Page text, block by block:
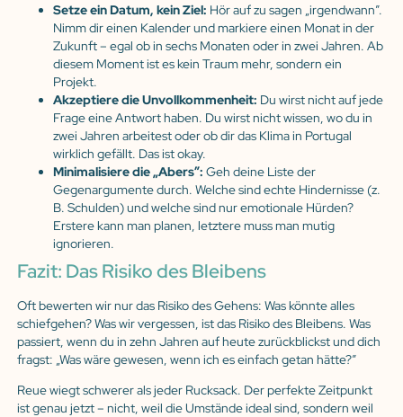
Setze ein Datum, kein Ziel: Hör auf zu sagen „irgendwann”.
Nimm dir einen Kalender und markiere einen Monat in der
Zukunft – egal ob in sechs Monaten oder in zwei Jahren. Ab
diesem Moment ist es kein Traum mehr, sondern ein
Projekt.
Akzeptiere die Unvollkommenheit: Du wirst nicht auf jede
Frage eine Antwort haben. Du wirst nicht wissen, wo du in
zwei Jahren arbeitest oder ob dir das Klima in Portugal
wirklich gefällt. Das ist okay.
Minimalisiere die „Abers”: Geh deine Liste der
Gegenargumente durch. Welche sind echte Hindernisse (z.
B. Schulden) und welche sind nur emotionale Hürden?
Erstere kann man planen, letztere muss man mutig
ignorieren.
Fazit: Das Risiko des Bleibens
Oft bewerten wir nur das Risiko des Gehens: Was könnte alles
schiefgehen? Was wir vergessen, ist das Risiko des Bleibens. Was
passiert, wenn du in zehn Jahren auf heute zurückblickst und dich
fragst: „Was wäre gewesen, wenn ich es einfach getan hätte?”
Reue wiegt schwerer als jeder Rucksack. Der perfekte Zeitpunkt
ist genau jetzt – nicht, weil die Umstände ideal sind, sondern weil